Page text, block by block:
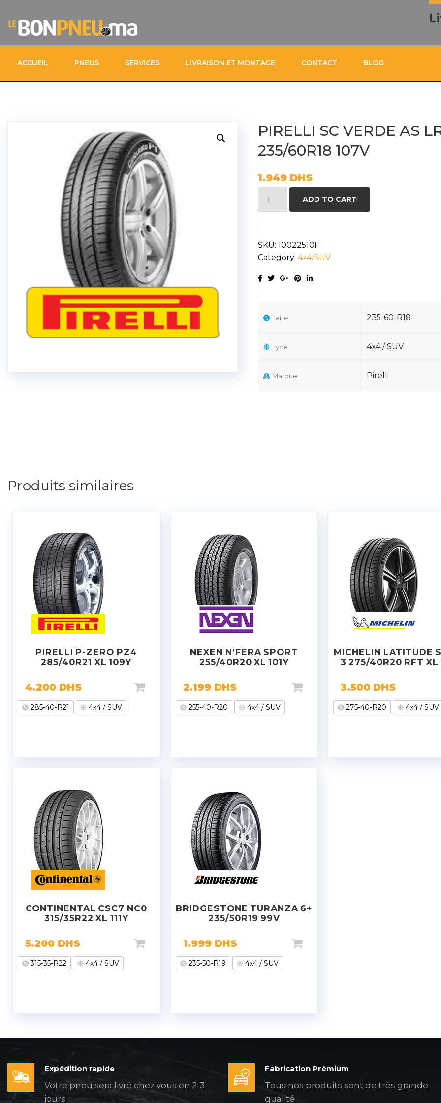
ACCUEIL PNEUS SERVICES LIVRAISON ET MONTAGE CONTACT BLOG
PIRELLI SC VERDE AS
235/60R18 107V
1.949 DHS
LR
XL
235/60R18
ADD TO CART
SKU: 10022510F
Category: 4x4/SUV
Taille 235-60-R18
Type 4x4 / SUV
Marque Pirelli
Produits similaires
PIRELLI P-ZERO PZ4
285/40R21 XL 109Y
4.200 DHS
285-40-R21 4x4 / SUV
NEXEN N’FERA SPORT
255/40R20 XL 101Y
2.199 DHS
255-40-R20 4x4 / SUV
MICHELIN LATITUDE
3 275/40R20 RFT XL
3.500 DHS
275-40-R20 4x4 / SUV
CONTINENTAL CSC7 NC0
315/35R22 XL 111Y
5.200 DHS
315-35-R22 4x4 / SUV
BRIDGESTONE TURANZA 6+
235/50R19 99V
1.999 DHS
235-50-R19 4x4 / SUV
Expédition rapide
Votre pneu sera livré chez vous en 2-3
jours
Fabrication Prémium
Tous nos produits sont de très grande
qualité